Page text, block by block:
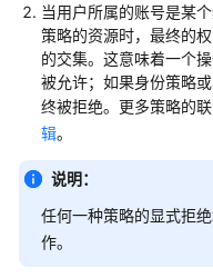
指
南
使
用
必
读
当用户所属的账号是某
策略的资源时，最终的
的交集。这意味着一个
被允许；如果身份策略
终被拒绝。更多策略的
辑。
说明：
任何一种策略的显式拒
作。